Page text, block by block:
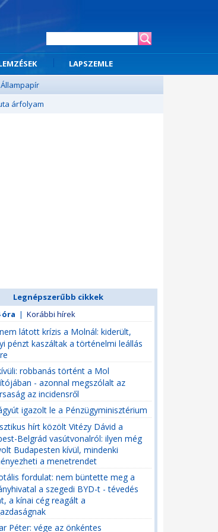
LAPSZEMLE
Állampapír
árfolyam
Legnépszerűbb cikkek
óra | Korábbi hírek
látott krízis a Molnál: kiderült,
pénzt kaszáltak a történelmi leállás
robbanás történt a Mol
- azonnal megszólalt az
az incidensről
igazolt le a Pénzügyminisztérium
hírt közölt Vitézy Dávid a
Belgrád vasútvonalról: ilyen még
Budapesten kívül, mindenki
a menetrendet
fordulat: nem büntette meg a
a szegedi BYD-t - tévedés
a kínai cég reagált a
Péter: vége az önkéntes